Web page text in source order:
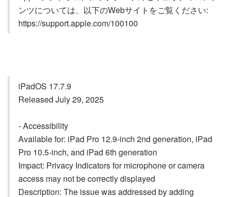
ンツについては、以下のWebサイトをご覧ください:
https://support.apple.com/100100
iPadOS 17.7.9
Released July 29, 2025
- Accessibility
Available for: iPad Pro 12.9-inch 2nd generation, iPad
Pro 10.5-inch, and iPad 6th generation
Impact: Privacy Indicators for microphone or camera
access may not be correctly displayed
Description: The issue was addressed by adding